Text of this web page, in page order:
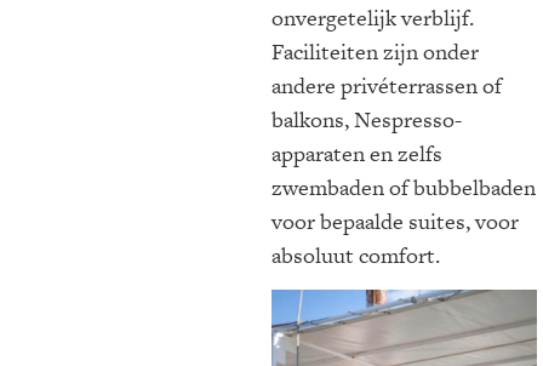
onvergetelijk verblijf.
Faciliteiten zijn onder
andere privéterrassen of
balkons, Nespresso-
apparaten en zelfs
zwembaden of bubbelbaden
voor bepaalde suites, voor
absoluut comfort.